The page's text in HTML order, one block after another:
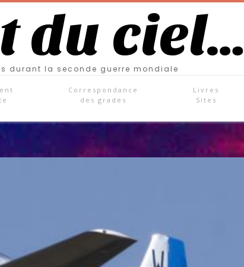
du ciel…
durant la seconde guerre mondiale
Correspondance
des grades
Livres
Sites